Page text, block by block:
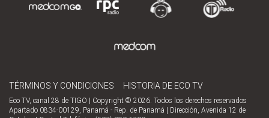
TÉRMINOS Y CONDICIONES HISTORIA DE ECO TV
Eco TV, canal 28 de TIGO | Copyright © 2026. Todos los derechos reservados
Apartado 0834-00129, Panamá - Rep. de Panamá | Dirección, Avenida 12 de